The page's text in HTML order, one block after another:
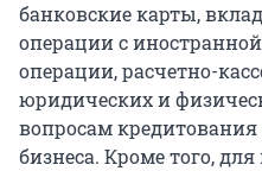
банковские карты,
операции с
операции, расчетно-
юридических и
вопросам кредитования
бизнеса. Кроме того,